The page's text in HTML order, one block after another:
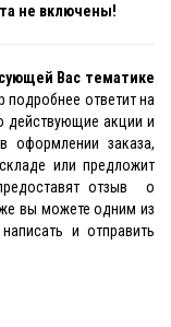
не включены!
Вас тематике
ответит на
действующие акции и
оформлении заказа,
или предложит
отзыв о
вы можете одним из
и отправить